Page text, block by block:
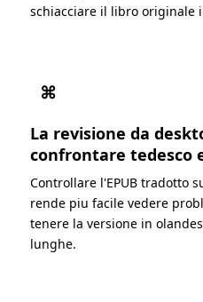
schiacciare il libro originale
⌘
La revisione da
confrontare tedesco
Controllare l'EPUB tradotto
rende piu facile vedere
tenere la versione in
lunghe.